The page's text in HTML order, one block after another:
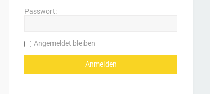
Passwort:
Angemeldet bleiben